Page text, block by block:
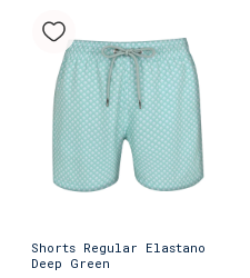
Shorts Regular Elastano
Deep Green